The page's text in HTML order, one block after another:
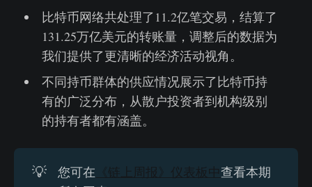
比特币网络共处理了11.2亿笔交易，结算了
131.25万亿美元的转账量，调整后的数据为
我们提供了更清晰的经济活动视角。
不同持币群体的供应情况展示了比特币持
有的广泛分布，从散户投资者到机构级别
的持有者都有涵盖。
💡 您可在 《链上周报》仪表板中查看本期